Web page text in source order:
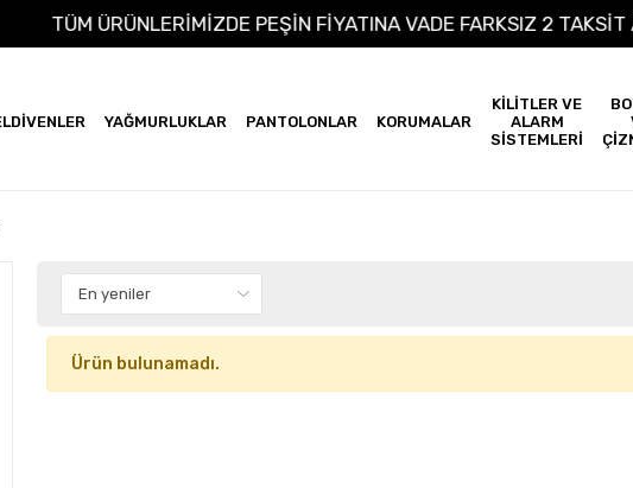
TÜM ÜRÜNLERİMİZDE PEŞİN FİYATINA VADE FARKSIZ 2
YAĞMURLUKLAR PANTOLONLAR KORUMALAR
KİLİTLER VE
ALARM
SİSTEMLERİ
Ürün bulunamadı.